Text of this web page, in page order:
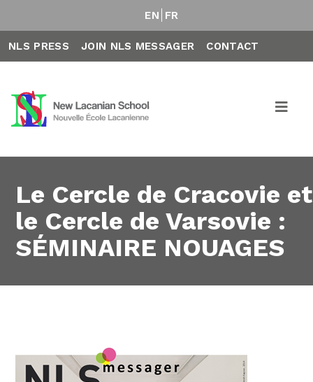
EN FR
NLS PRESS JOIN NLS MESSAGER CONTACT
Le Cercle de Cracovie et
le Cercle de Varsovie :
SÉMINAIRE NOUAGES